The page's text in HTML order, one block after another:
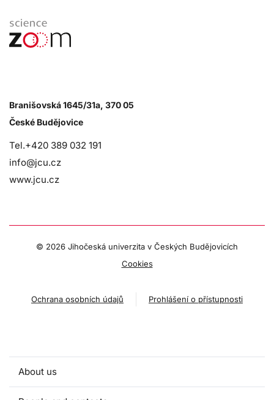
Branišovská 1645/31a, 370 05
České Budějovice
Tel.+420 389 032 191
info@jcu.cz
www.jcu.cz
© 2026 Jihočeská univerzita v Českých Budějovicích
Cookies
Ochrana osobních údajů Prohlášení o přístupnosti
About us